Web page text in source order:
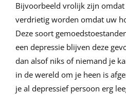
Bijvoorbeeld vrolijk zijn
verdrietig worden omdat uw
Deze soort
een depressie blijven deze
dan alsof niks of niemand je
in de wereld om je heen is
je al depressief persoon erg